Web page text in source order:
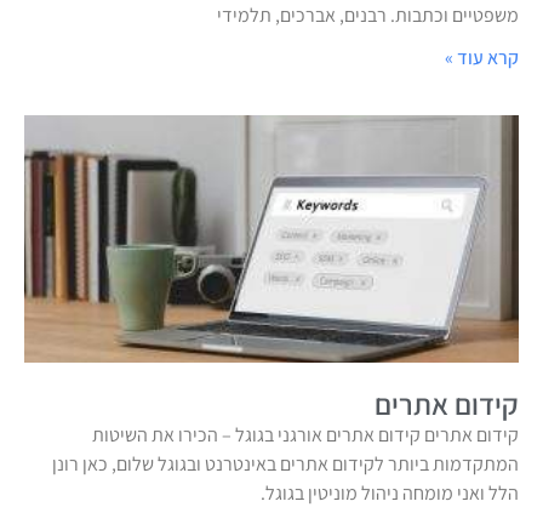
משפטיים וכתבות. רבנים, אברכים, תלמידי
קרא עוד »
קידום אתרים
קידום אתרים קידום אתרים אורגני בגוגל – הכירו את השיטות
המתקדמות ביותר לקידום אתרים באינטרנט ובגוגל שלום, כאן רונן
הלל ואני מומחה ניהול מוניטין בגוגל.